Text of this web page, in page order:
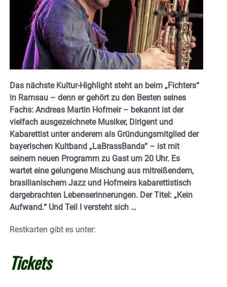
Das nächste Kultur-Highlight steht an beim „Fichters“
in Ramsau – denn er gehört zu den Besten seines
Fachs: Andreas Martin Hofmeir – bekannt ist der
vielfach ausgezeichnete Musiker, Dirigent und
Kabarettist unter anderem als Gründungsmitglied der
bayerischen Kultband „LaBrassBanda“ – ist mit
seinem neuen Programm zu Gast um 20 Uhr. Es
wartet eine gelungene Mischung aus mitreißendem,
brasilianischem Jazz und Hofmeirs kabarettistisch
dargebrachten Lebenserinnerungen. Der Titel: „Kein
Aufwand.“ Und Teil I versteht sich …
Restkarten gibt es unter:
Tickets